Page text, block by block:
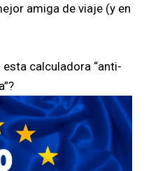
amiga de viaje (y en
calculadora “anti-